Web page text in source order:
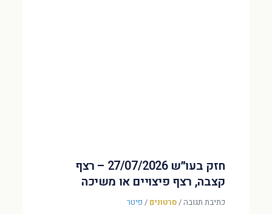
חזק בעו״ש 27/07/2026 – רצף
קצבה, רצף פיצויים או משיכה
כתיבת תגובה/סרטונים / פיטר